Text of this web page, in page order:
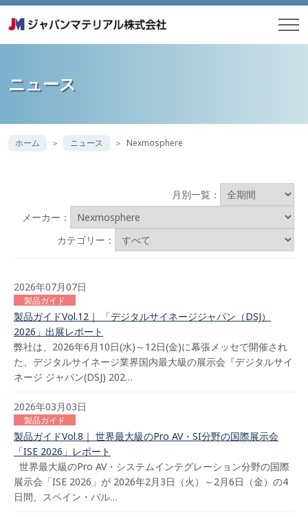
ニュース
ホーム ニュース Nexmosphere
月別一覧：
メーカー：
カテゴリー：
2026年07月07日
製品ガイド
製品ガイドVol.12｜ 「デジタルサイネージジャパン（DSJ）
2026」出展レポート
弊社は、2026年6月10日(水)～12日(金)に幕張メッセで開催され
た、デジタルサイネージ業界国内最大級の展示会『デジタルサイ
ネージ ジャパン(DSJ) 202…
2026年03月03日
製品ガイド
製品ガイドVol.8｜ 世界最大級のPro AV・SI分野の国際展示会
「ISE 2026」レポート
世界最大級のPro AV・システムインテグレーション分野の国際
展示会「ISE 2026」が 2026年2月3日（火）～2月6日（金）の4
日間、スペイン・バル…